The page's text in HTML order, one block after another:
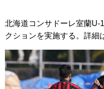
北海道コンサドーレ室蘭U-
クションを実施する。詳細